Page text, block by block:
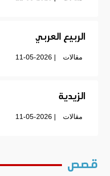
الربيع العربي
مقالات | 11-05-2026
الزيدية
مقالات | 11-05-2026
قصص